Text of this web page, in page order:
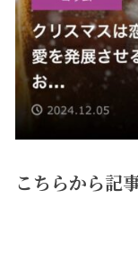
こちらから記